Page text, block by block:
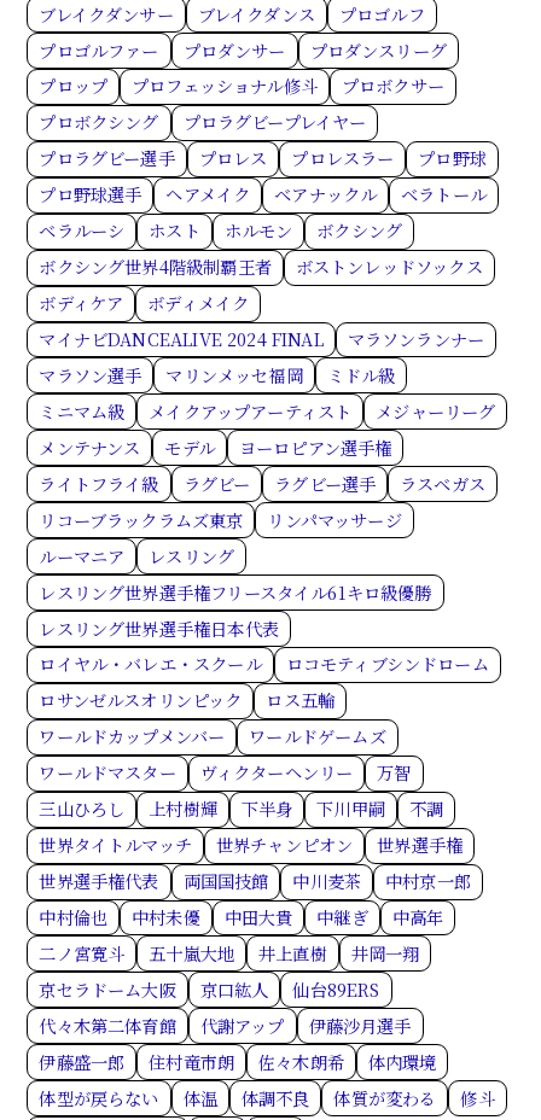
ブレイクダンサー ブレイクダンス
プロゴルフ
プロゴルファー
プロダンサー
プロダンスリーグ
プロップ
プロフェッショナル修斗
プロボクサー
プロボクシング
プロラグビープレイヤー
プロラグビー選手
プロレス プロレスラー
プロ野球
プロ野球選手
ヘアメイク ベアナックル
ベラトール
ベラルーシ
ホスト ホルモン
ボクシング
ボクシング世界4階級制覇王者
ボストンレッドソックス
ボディケア
ボディメイク
マイナビDANCEALIVE 2024 FINAL
マラソンランナー
マラソン選手
マリンメッセ福岡
ミドル級
ミニマム級
メイクアップアーティスト
メジャーリーグ
メンテナンス
モデル
ヨーロピアン選手権
ライトフライ級
ラグビー ラグビー選手
ラスベガス
リコーブラックラムズ東京
リンパマッサージ
ルーマニア
レスリング
レスリング世界選手権フリースタイル61キロ級優勝
レスリング世界選手権日本代表
ロイヤル・バレエ・スクール
ロコモティブシンドローム
ロサンゼルスオリンピック
ロス五輪
ワールドカップメンバー
ワールドゲームズ
ワールドマスター
ヴィクターヘンリー
万智
三山ひろし
上村樹輝 下半身 下川甲嗣
不調
世界タイトルマッチ
世界チャンピオン
世界選手権
世界選手権代表
両国国技館 中川麦茶
中村京一郎
中村倫也
中村未優 中田大貴 中継ぎ
中高年
二ノ宮寛斗
五十嵐大地 井上直樹
井岡一翔
京セラドーム大阪
京口紘人
仙台89ERS
代々木第二体育館
代謝アップ
伊藤沙月選手
伊藤盛一郎
住村竜市朗 佐々木朗希
体内環境
体型が戻らない
体温 体調不良 体質が変わる
修斗